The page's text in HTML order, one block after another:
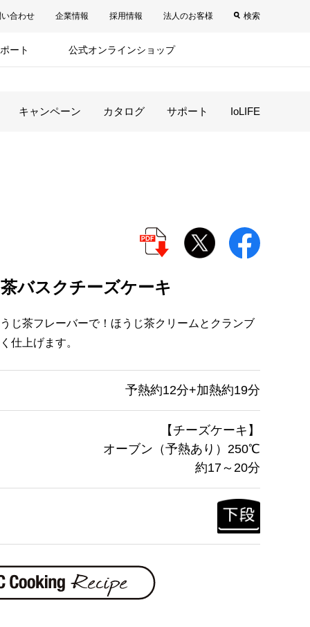
い合わせ 企業情報 採用情報 法人のお客様 検索
ート 公式オンラインショップ
キャンペーン カタログ サポート IoLIFE
バスクチーズケーキ
じ茶フレーバーで！ほうじ茶クリームとクランブ
仕上げます。
予熱約12分+加熱約19分
【チーズケーキ】
オーブン（予熱あり）250℃
約17～20分